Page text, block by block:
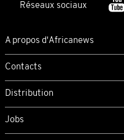
Réseaux sociaux
A propos d'Africanews
Contacts
Distribution
Jobs